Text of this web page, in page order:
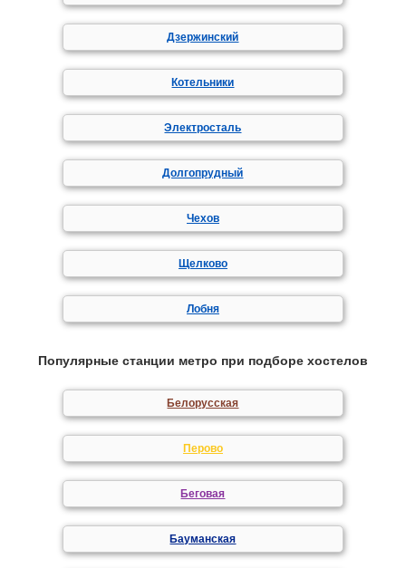
Дзержинский
Котельники
Электросталь
Долгопрудный
Чехов
Щелково
Лобня
Популярные станции метро при подборе хостелов
Белорусская
Перово
Беговая
Бауманская